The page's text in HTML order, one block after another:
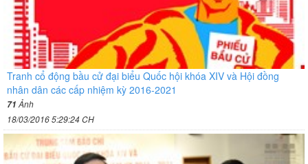
Tranh cổ động bầu cử đại biểu Quốc hội khóa XIV và Hội đồng
nhân dân các cấp nhiệm kỳ 2016-2021
71Ảnh
18/03/2016 5:29:24 CH